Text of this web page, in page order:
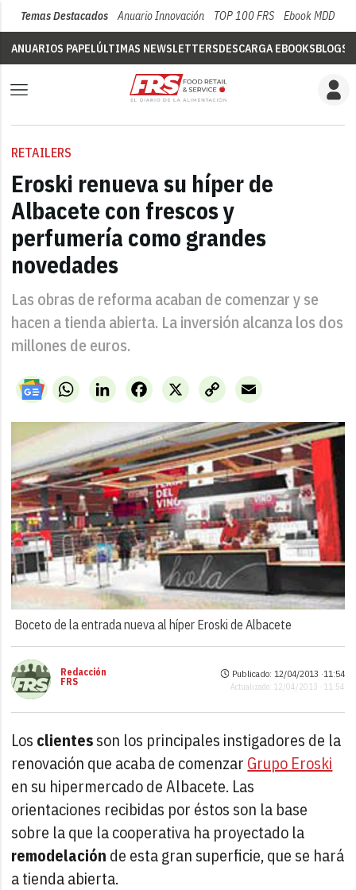
Temas Destacados Anuario Innovación TOP 100 FRS Ebook MDD
ANUARIOS PAPELÚLTIMAS NEWSLETTERSDESCARGA EBOOKSBLOGS
RETAILERS
Eroski renueva su híper de
Albacete con frescos y
perfumería como grandes
novedades
Las obras de reforma acaban de comenzar y se
hacen a tienda abierta. La inversión alcanza los dos
millones de euros.
WhatsAppLinkedIn X
Facebook
Copy
Link
Email
Boceto de la entrada nueva al híper Eroski de Albacete
Redacción
FRS
Publicado: 12/04/2013 ·11:54
Actualizado: 12/04/2013 · 11:54
Los clientesson los principales instigadores de la
renovación que acaba de comenzar Grupo Eroski
en su hipermercado de Albacete. Las
orientaciones recibidas por éstos son la base
sobre la que la cooperativa ha proyectado la
remodelación de esta gran superficie, que se hará
a tienda abierta.